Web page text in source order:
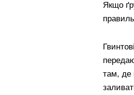
Якщо
там, де